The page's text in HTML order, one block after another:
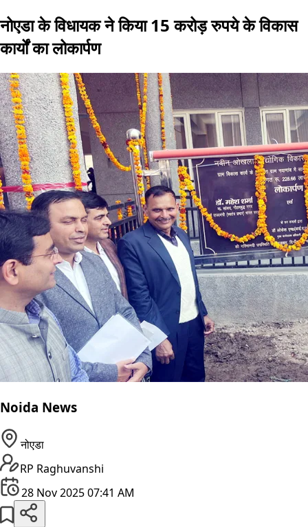
नोएडा के विधायक ने किया 15 करोड़ रुपये के विकास
कार्यों का लोकार्पण
Noida News
नोएडा
RP Raghuvanshi
28 Nov 2025 07:41 AM